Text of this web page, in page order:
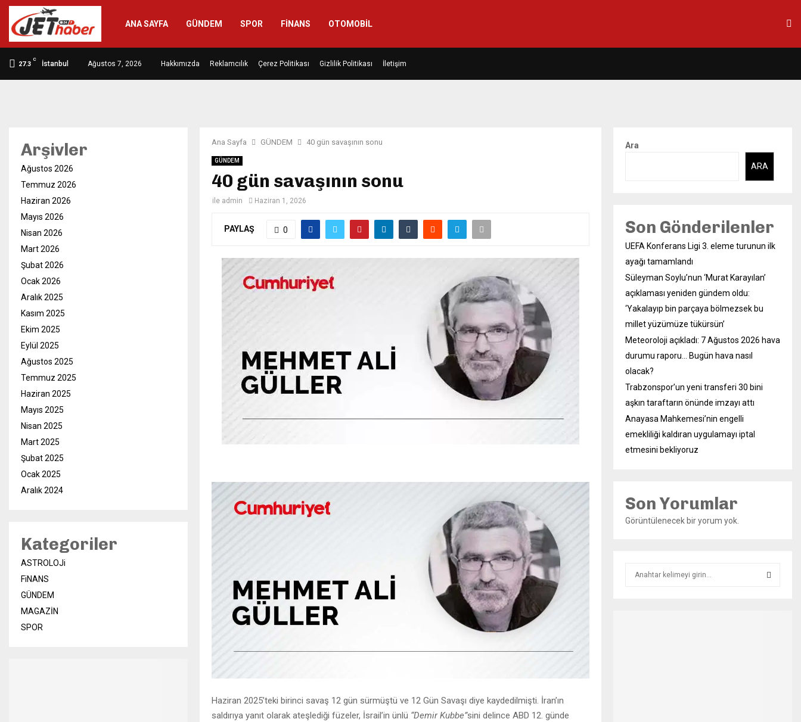
ANA SAYFA GÜNDEM SPOR FINANS OTOMOBIL
27.3
C
İstanbul Ağustos 7, 2026 Hakkımızda Reklamcılık Çerez Politikası Gizlilik Politikası İletişim
Ana Sayfa GÜNDEM 40 gün savaşının sonu
GÜNDEM
40 gün savaşının sonu
ile admin Haziran 1, 2026
PAYLAŞ 0
Haziran 2025’teki birinci savaş 12 gün sürmüştü ve 12 Gün Savaşı diye kaydedilmişti. İran’ın
saldırıya yanıt olarak ateşlediği füzeler, İsrail’in ünlü “Demir Kubbe”sini delince ABD 12. günde
Arşivler
Ağustos 2026
Temmuz 2026
Haziran 2026
Mayıs 2026
Nisan 2026
Mart 2026
Şubat 2026
Ocak 2026
Aralık 2025
Kasım 2025
Ekim 2025
Eylül 2025
Ağustos 2025
Temmuz 2025
Haziran 2025
Mayıs 2025
Nisan 2025
Mart 2025
Şubat 2025
Ocak 2025
Aralık 2024
Kategoriler
ASTROLOJi
FiNANS
GÜNDEM
MAGAZİN
SPOR
Ara
ARA
Son Gönderilenler
UEFA Konferans Ligi 3. eleme turunun ilk
ayağı tamamlandı
Süleyman Soylu’nun ‘Murat Karayılan’
açıklaması yeniden gündem oldu:
‘Yakalayıp bin parçaya bölmezsek bu
millet yüzümüze tükürsün’
Meteoroloji açıkladı: 7 Ağustos 2026 hava
durumu raporu… Bugün hava nasıl
olacak?
Trabzonspor’un yeni transferi 30 bini
aşkın taraftarın önünde imzayı attı
Anayasa Mahkemesi’nin engelli
emekliliği kaldıran uygulamayı iptal
etmesini bekliyoruz
Son Yorumlar
Görüntülenecek bir yorum yok.